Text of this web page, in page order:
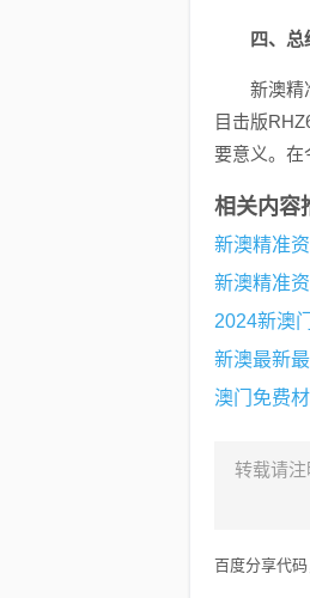
四、总
新澳精准
目击版
要意义。在
相关内容
新澳精准
新澳精准
2024新澳
新澳最新
澳门免费
转载请注
百度分享代